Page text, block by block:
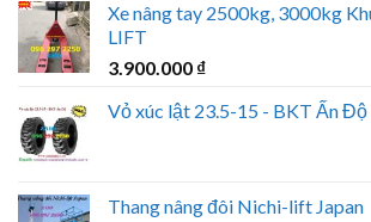
Xe nâng tay 2500kg, 3000kg
LIFT
3.900.000 ₫
Vỏ xúc lật 23.5-15 - BKT Ấn Độ
Thang nâng đôi Nichi-lift Japan